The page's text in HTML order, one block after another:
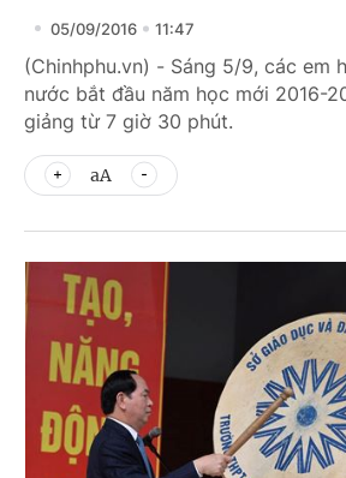
05/09/2016 11:47
(Chinhphu.vn) - Sáng 5/9, các em
nước bắt đầu năm học mới 2016-
giảng từ 7 giờ 30 phút.
aA